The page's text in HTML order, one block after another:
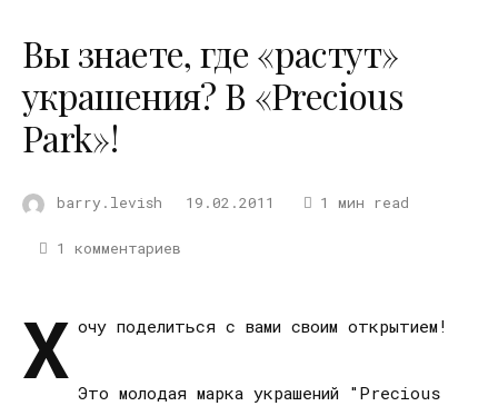
Вы знаете, где «растут»
украшения? В «Precious
Park»!
barry.levish 19.02.2011 1 мин read
1 комментариев
Х очу поделиться с вами своим открытием!
Это молодая марка украшений "Precious